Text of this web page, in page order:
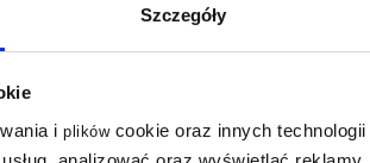
Szczegóły
i plikówcookie oraz innych technologii